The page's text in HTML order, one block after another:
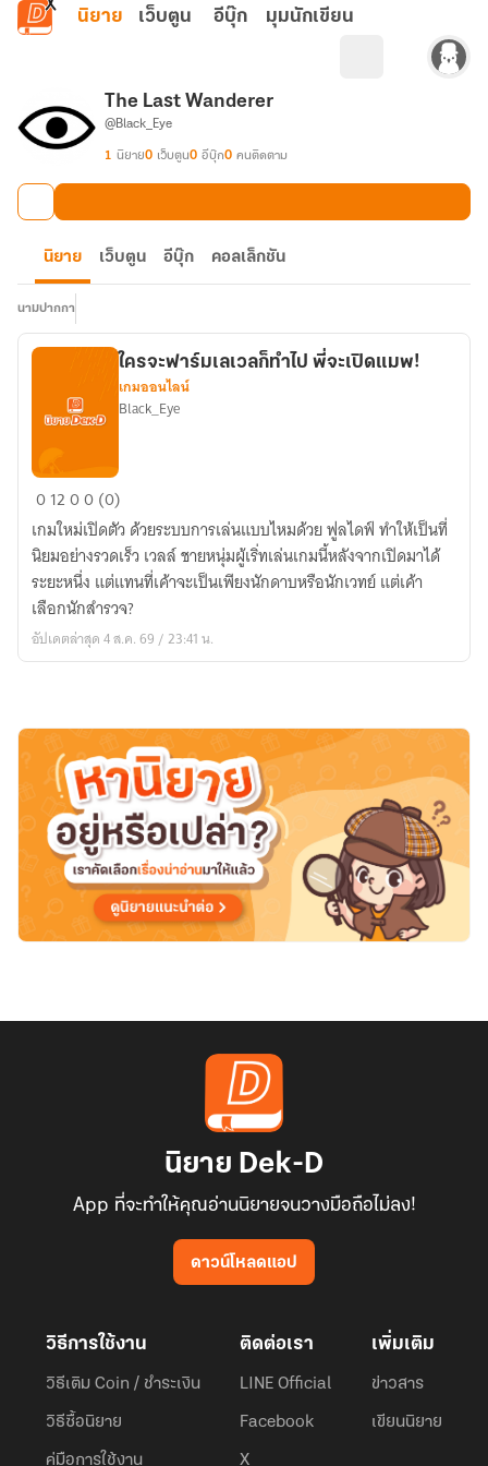
ข้ามไปยังเนื้อหาหลัก
นิยาย เว็บตูน อีบุ๊ก มุมนักเขียน
The Last Wanderer
@Black_Eye
1 นิยาย0 เว็บตูน0 อีบุ๊ก0 คนติดตาม
นิยาย เว็บตูน อีบุ๊ก คอลเล็กชัน
นามปากกา
ใคร
ฟาร์ม
เลเวล
ก็
ทำไป
พี่
แมพ!
ใครจะฟาร์มเลเวลก็ทำไป พี่จะเปิดแมพ!
เกมออนไลน์
Black_Eye
01200 (0)
เกมใหม่เปิดตัว ด้วยระบบการเล่นแบบไหมด้วย ฟูลไดฟ์ ทำให้เป็นที่
นิยมอย่างรวดเร็ว เวลล์ ชายหนุ่มผู้เริ่ทเล่นเกมนี้หลังจากเปิดมาได้
ระยะหนึ่ง แต่แทนที่เค้าจะเป็นเพียงนักดาบหรือนักเวทย์ แต่เค้า
เลือกนักสำรวจ?
อัปเดตล่าสุด 4 ส.ค. 69 / 23:41 น.
นิยาย Dek-D
App ที่จะทำให้คุณอ่านนิยายจนวางมือถือไม่ลง!
ดาวน์โหลดแอป
วิธีการใช้งาน
วิธีเติม Coin / ชำระเงิน
วิธีซื้อนิยาย
คู่มือการใช้งาน
ติดต่อเรา
LINE Official
Facebook
X
เพิ่มเติม
ข่าวสาร
เขียนนิยาย